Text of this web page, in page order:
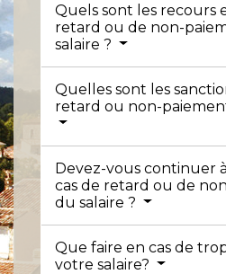
Quels sont les recours
retard ou de non-
salaire ?
Quelles sont les
retard ou non-
Devez-vous continuer
cas de retard ou de
du salaire ?
Que faire en cas de
votre salaire?